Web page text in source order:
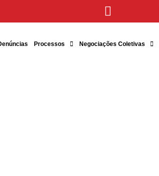
Processos Negociações Coletivas